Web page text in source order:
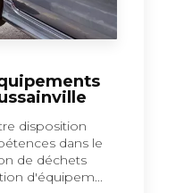
disposition
dans le
de déchets
d'équipem...